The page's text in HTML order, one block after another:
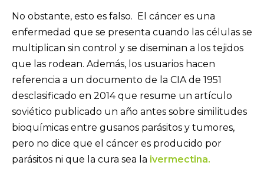
No obstante, esto es falso. El cáncer es una
enfermedad que se presenta cuando las células se
multiplican sin control y se diseminan a los tejidos
que las rodean. Además, los usuarios hacen
referencia a un documento de la CIA de 1951
desclasificado en 2014 que resume un artículo
soviético publicado un año antes sobre similitudes
bioquímicas entre gusanos parásitos y tumores,
pero no dice que el cáncer es producido por
parásitos ni que la cura sea la ivermectina.